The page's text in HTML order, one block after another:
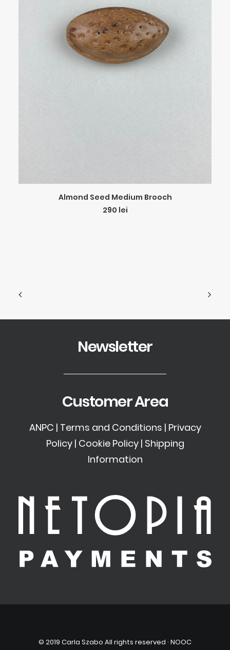
ADD TO CART
Almond Seed Medium Brooch
290 lei
Newsletter
Customer Area
ANPC | Terms and Conditions | Privacy
Policy| Cookie Policy| Shipping
Information
© 2019 Carla Szabo All rights reserved · NOOC